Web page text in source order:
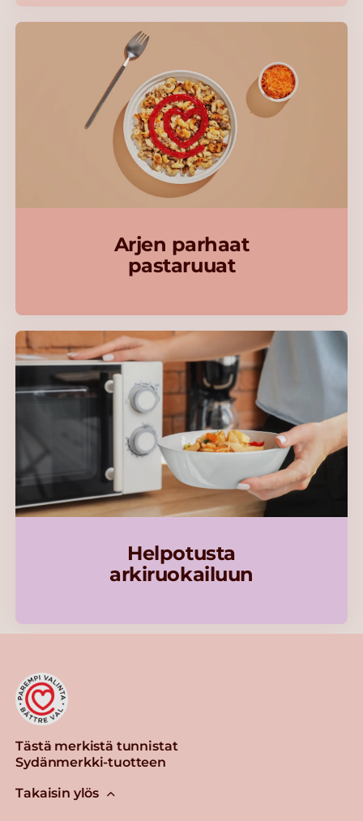
Arjen parhaat
pastaruuat
Helpotusta
arkiruokailuun
Tästä merkistä tunnistat
Sydänmerkki-tuotteen
Takaisin ylös